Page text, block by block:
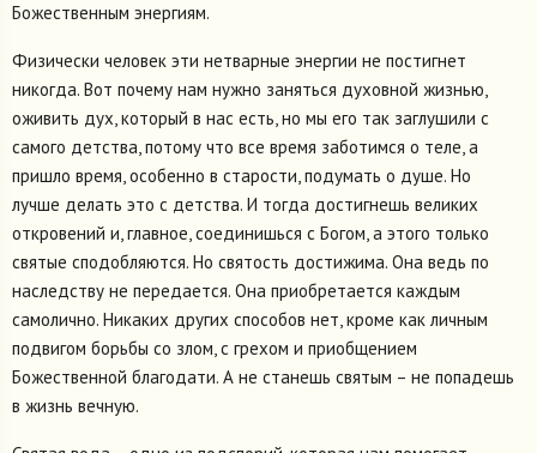
Божественным энергиям.
Физически человек эти нетварные энергии не постигнет
никогда. Вот почему нам нужно заняться духовной жизнью,
оживить дух, который в нас есть, но мы его так заглушили с
самого детства, потому что все время заботимся о теле, а
пришло время, особенно в старости, подумать о душе. Но
лучше делать это с детства. И тогда достигнешь великих
откровений и, главное, соединишься с Богом, а этого только
святые сподобляются. Но святость достижима. Она ведь по
наследству не передается. Она приобретается каждым
самолично. Никаких других способов нет, кроме как личным
подвигом борьбы со злом, с грехом и приобщением
Божественной благодати. А не станешь святым – не попадешь
в жизнь вечную.